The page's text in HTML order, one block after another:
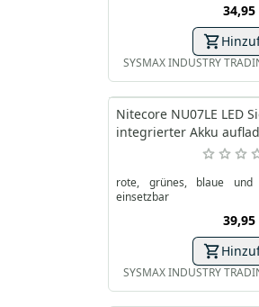
34,95
SYSMAX INDUSTRY
Nitecore NU07LE LED
integrierter Akku
rote, grünes, blaue und
einsetzbar
39,95
SYSMAX INDUSTRY